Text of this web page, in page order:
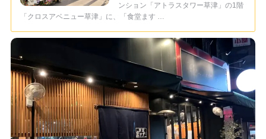
ンション「アトラスタワー草津」の1階
「クロスアベニュー草津」に、「食堂ます …